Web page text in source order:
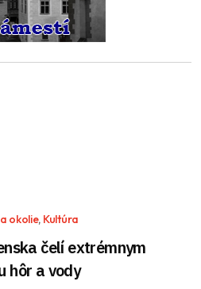
okolie, Kultúra
čelí extrémnym
hôr a vody